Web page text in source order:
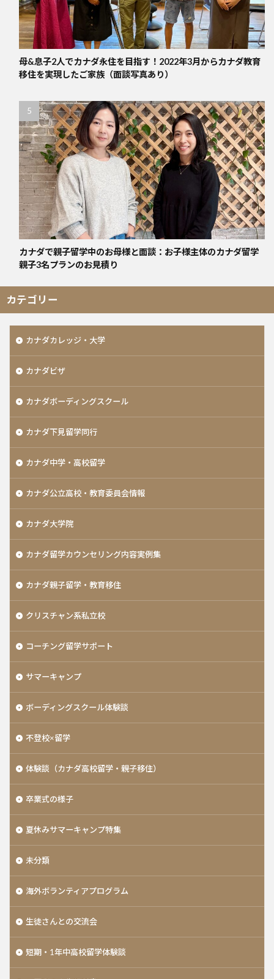
母&息子2人でカナダ永住を目指す！2022年3月からカナダ教育
移住を実現したご家族（面談写真あり）
カナダで親子留学中のお母様と面談：お子様主体のカナダ留学
親子3名プランのお見積り
カテゴリー
カナダカレッジ・大学
カナダビザ
カナダボーディングスクール
カナダ下見留学同行
カナダ中学・高校留学
カナダ公立高校・教育委員会情報
カナダ大学院
カナダ留学カウンセリング内容実例集
カナダ親子留学・教育移住
クリスチャン系私立校
コーチング留学サポート
サマーキャンプ
ボーディングスクール体験談
不登校×留学
体験談（カナダ高校留学・親子移住）
卒業式の様子
夏休みサマーキャンプ特集
未分類
海外ボランティアプログラム
生徒さんとの交流会
短期・1年中高校留学体験談